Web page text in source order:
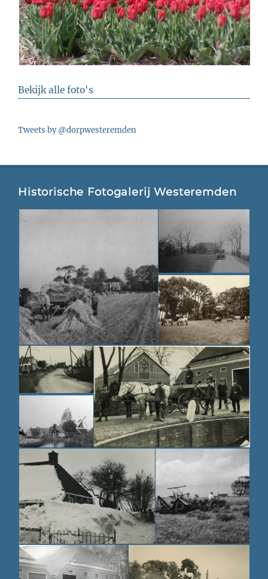
Bekijk alle foto's
Tweets by @dorpwesteremden
Historische Fotogalerij Westeremden